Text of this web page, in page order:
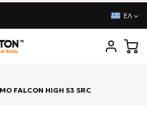
ΕΛ
FALCON HIGH S3 SRC